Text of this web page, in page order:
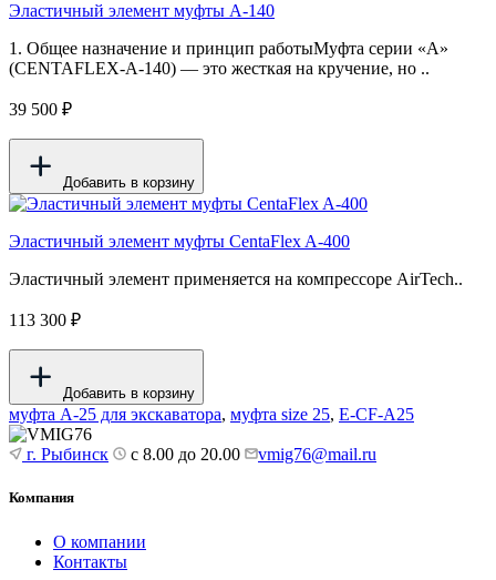
Эластичный элемент муфты А-140
1. Общее назначение и принцип работыМуфта серии «A»
(CENTAFLEX-A-140) — это жесткая на кручение, но ..
39 500 ₽
Добавить в корзину
Эластичный элемент муфты CentaFlex A-400
Эластичный элемент применяется на компрессоре AirTech..
113 300 ₽
Добавить в корзину
муфта А-25 для экскаватора, муфта size 25, E-CF-A25
г. Рыбинск с 8.00 до 20.00 vmig76@mail.ru
Компания
О компании
Контакты